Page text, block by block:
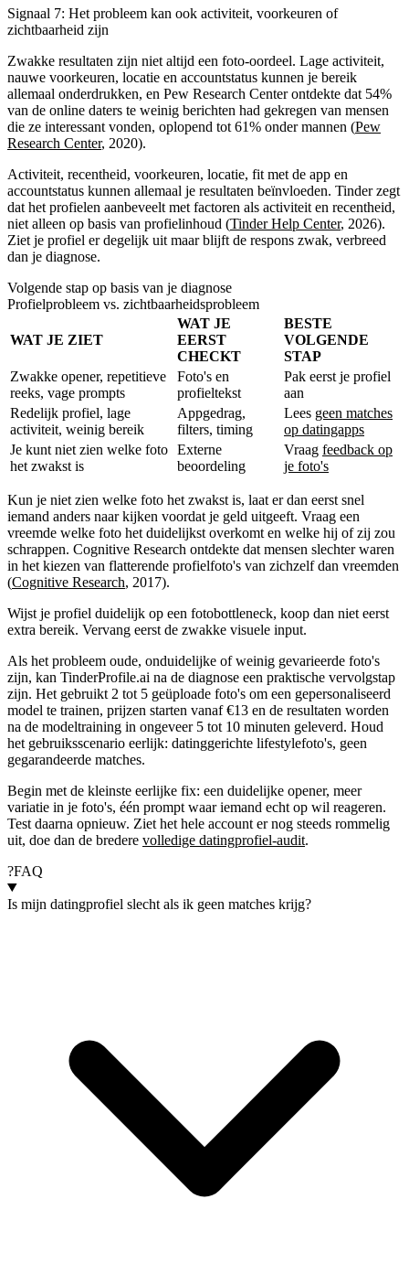
Signaal 7: Het probleem kan ook activiteit, voorkeuren of
zichtbaarheid zijn
Zwakke resultaten zijn niet altijd een foto-oordeel. Lage activiteit,
nauwe voorkeuren, locatie en accountstatus kunnen je bereik
allemaal onderdrukken, en Pew Research Center ontdekte dat 54%
van de online daters te weinig berichten had gekregen van mensen
die ze interessant vonden, oplopend tot 61% onder mannen (Pew
Research Center, 2020).
Activiteit, recentheid, voorkeuren, locatie, fit met de app en
accountstatus kunnen allemaal je resultaten beïnvloeden. Tinder zegt
dat het profielen aanbeveelt met factoren als activiteit en recentheid,
niet alleen op basis van profielinhoud (Tinder Help Center, 2026).
Ziet je profiel er degelijk uit maar blijft de respons zwak, verbreed
dan je diagnose.
Volgende stap op basis van je diagnose
Profielprobleem vs. zichtbaarheidsprobleem
WAT JE ZIET
WAT JE
EERST
CHECKT
BESTE
VOLGENDE
STAP
Zwakke opener, repetitieve
reeks, vage prompts
Foto's en
profieltekst
Pak eerst je profiel
aan
Redelijk profiel, lage
activiteit, weinig bereik
Appgedrag,
filters, timing
Lees geen matches
op datingapps
Je kunt niet zien welke foto
het zwakst is
Externe
beoordeling
Vraag feedback op
je foto's
Kun je niet zien welke foto het zwakst is, laat er dan eerst snel
iemand anders naar kijken voordat je geld uitgeeft. Vraag een
vreemde welke foto het duidelijkst overkomt en welke hij of zij zou
schrappen. Cognitive Research ontdekte dat mensen slechter waren
in het kiezen van flatterende profielfoto's van zichzelf dan vreemden
(Cognitive Research, 2017).
Wijst je profiel duidelijk op een fotobottleneck, koop dan niet eerst
extra bereik. Vervang eerst de zwakke visuele input.
Als het probleem oude, onduidelijke of weinig gevarieerde foto's
zijn, kan TinderProfile.ai na de diagnose een praktische vervolgstap
zijn. Het gebruikt 2 tot 5 geüploade foto's om een gepersonaliseerd
model te trainen, prijzen starten vanaf €13 en de resultaten worden
na de modeltraining in ongeveer 5 tot 10 minuten geleverd. Houd
het gebruiksscenario eerlijk: datinggerichte lifestylefoto's, geen
gegarandeerde matches.
Begin met de kleinste eerlijke fix: een duidelijke opener, meer
variatie in je foto's, één prompt waar iemand echt op wil reageren.
Test daarna opnieuw. Ziet het hele account er nog steeds rommelig
uit, doe dan de bredere volledige datingprofiel-audit.
?FAQ
Is mijn datingprofiel slecht als ik geen matches krijg?